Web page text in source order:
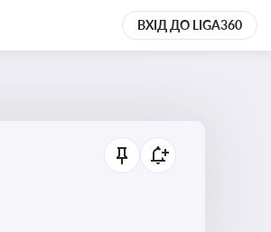
ВХІД ДО LIGA360